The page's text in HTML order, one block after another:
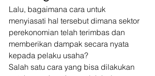
Lalu, bagaimana cara untuk
menyiasati hal tersebut dimana sektor
perekonomian telah terimbas dan
memberikan dampak secara nyata
kepada pelaku usaha?
Salah satu cara yang bisa dilakukan